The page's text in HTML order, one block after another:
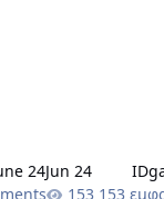
24Jun 24
153